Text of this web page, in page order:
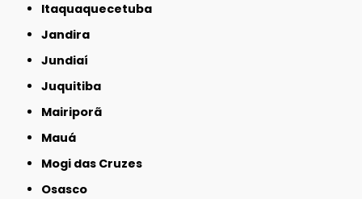
Itaquaquecetuba
Jandira
Jundiaí
Juquitiba
Mairiporã
Mauá
Mogi das Cruzes
Osasco